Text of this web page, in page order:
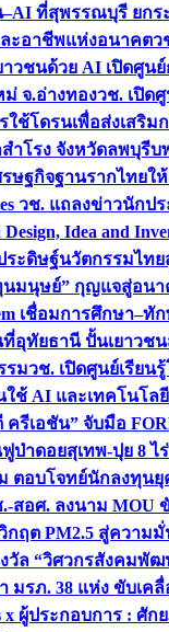
–AI ที่สุพรรณบุรี ยกร
ะอาชีพแห่งอนาคตว
าวชนด้วย AI เปิดศูน
ม่ จ.อ่างทองวช. เปิด
ใช้โดรนเพื่อส่งเสริม
ำโรง จังหวัดลพบุรีบ
รษฐกิจฐานรากไทยใ
วช. แถลงข่าวนักป
Design, Idea and
ระดิษฐ์นวัตกรรมไท
มนุษย์” กุญแจสู่อนา
เชื่อมการศึกษา–ทั
ที่อุทัยธานี ปั้นเยาวช
รมวช. เปิดศูนย์เรียน
ช้ AI และเทคโนโล
ครีเอชัน” จับมือ
ป่าดอยสุเทพ-ปุย 8 ไ
ตอบโจทย์นักลงทุนยุ
สอศ. ลงนาม MOU
ฤต PM2.5 สู่ความ
วัล “วิศวกรสังคมพั
มรภ. 38 แห่ง ขับเ
x ผู้ประกอบการ : ศัก